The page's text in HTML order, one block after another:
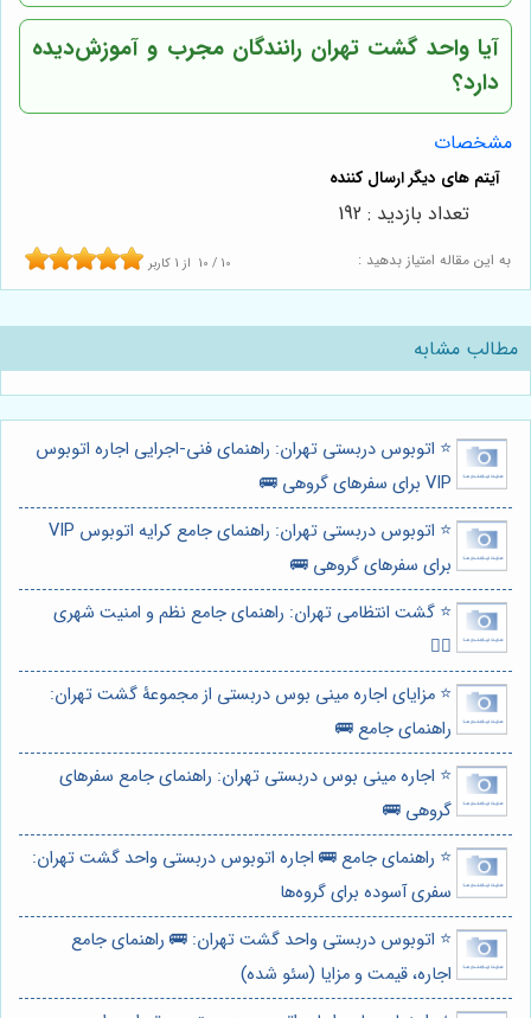
آیا واحد گشت تهران رانندگان مجرب و آموزش‌دیده
دارد؟
مشخصات
به این مقاله امتیاز بدهید : 10 / 10 از 1 کاربر
تعداد بازدید : 192
مطالب مشابه
⭐️ اتوبوس دربستی تهران: راهنمای فنی-اجرایی اجاره اتوبوس
VIP برای سفرهای گروهی 🚌
⭐️ اتوبوس دربستی تهران: راهنمای جامع کرایه اتوبوس VIP
برای سفرهای گروهی 🚌
⭐️ گشت انتظامی تهران: راهنمای جامع نظم و امنیت شهری
👮‍♂️
⭐️ مزایای اجاره مینی بوس دربستی از مجموعۀ گشت تهران:
راهنمای جامع 🚌
⭐️ اجاره مینی بوس دربستی تهران: راهنمای جامع سفرهای
گروهی 🚌
⭐️ راهنمای جامع 🚌 اجاره اتوبوس دربستی واحد گشت تهران:
سفری آسوده برای گروه‌ها
⭐️ اتوبوس دربستی واحد گشت تهران: 🚌 راهنمای جامع
اجاره، قیمت و مزایا (سئو شده)